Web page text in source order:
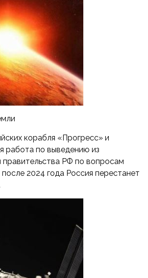
корабля «Прогресс» и
работа по выведению из
РФ по вопросам
2024 года Россия перестанет